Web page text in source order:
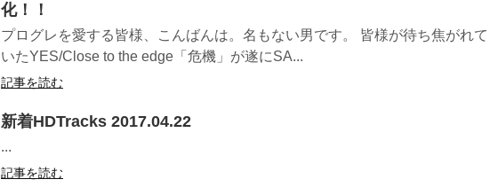
化！！
プログレを愛する皆様、こんばんは。名もない男です。 皆様が待ち焦がれて
いたYES/Close to the edge「危機」が遂にSA...
記事を読む
新着HDTracks 2017.04.22
...
記事を読む